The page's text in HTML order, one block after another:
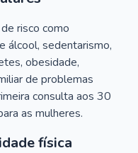
risco como
álcool, sedentarismo,
obesidade,
de problemas
consulta aos 30
as mulheres.
física